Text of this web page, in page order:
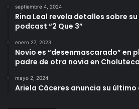
septiembre 4, 2024
Rina Leal revela detalles sobre su
podcast “2 Que 3”
enero 27, 2023
Novio es “desenmascarado” en
padre de otra novia en Choluteca
mayo 2, 2024
Ariela Cáceres anuncia su último